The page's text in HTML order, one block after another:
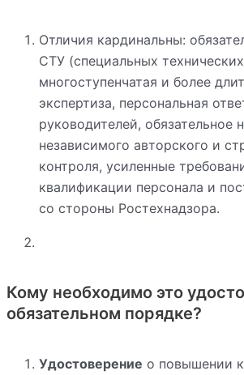
Отличия кардинальны:
СТУ (специальных
многоступенчатая и более
экспертиза, персональная
руководителей, обязательное
независимого авторского и
контроля, усиленные
квалификации персонала и
со стороны Ростехнадзора.
Кому необходимо это
обязательном порядке?
Удостоверение о повышении